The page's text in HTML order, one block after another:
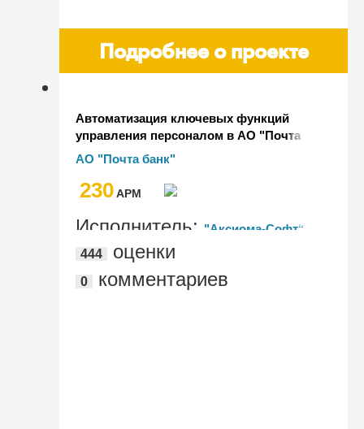
Подробнее о проекте
Автоматизация ключевых функций
управления персоналом в АО "Почта
Банк" на базе "1С:ЗУП 3.1"
АО "Почта банк"
230AРМ
Исполнитель: "Аксиома-Софт"
444
оценки
0 комментариев